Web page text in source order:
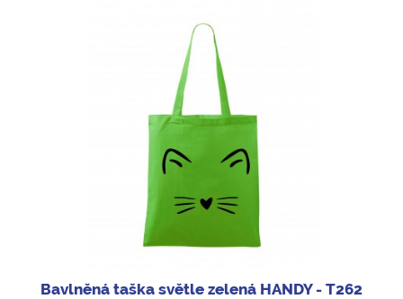
Bavlněná taška světle zelená HANDY - T262